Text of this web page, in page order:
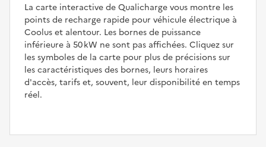
La carte interactive de Qualicharge vous montre les
points de recharge rapide pour véhicule électrique à
Coolus et alentour. Les bornes de puissance
inférieure à 50 kW ne sont pas affichées. Cliquez sur
les symboles de la carte pour plus de précisions sur
les caractéristiques des bornes, leurs horaires
d'accès, tarifs et, souvent, leur disponibilité en temps
réel.